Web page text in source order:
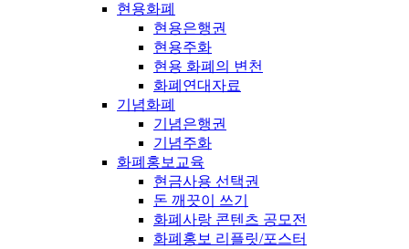
현용화폐
현용은행권
현용주화
현용 화폐의 변천
화폐연대자료
기념화폐
기념은행권
기념주화
화폐홍보교육
현금사용 선택권
돈 깨끗이 쓰기
화폐사랑 콘텐츠 공모전
화폐홍보 리플릿/포스터